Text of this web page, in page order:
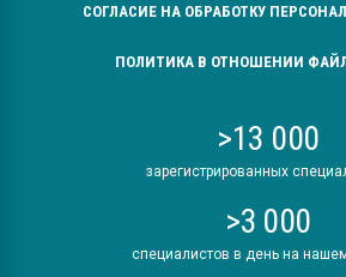
СОГЛАСИЕ НА ОБРАБОТКУ
ПОЛИТИКА В ОТНОШЕНИИ
>13 000
зарегистрированных
>3 000
специалистов в день на